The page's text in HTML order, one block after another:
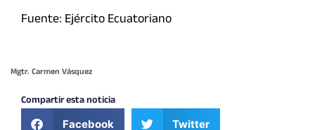
Fuente: Ejército Ecuatoriano
Mgtr. Carmen Vásquez
Compartir esta noticia
Facebook Twitter